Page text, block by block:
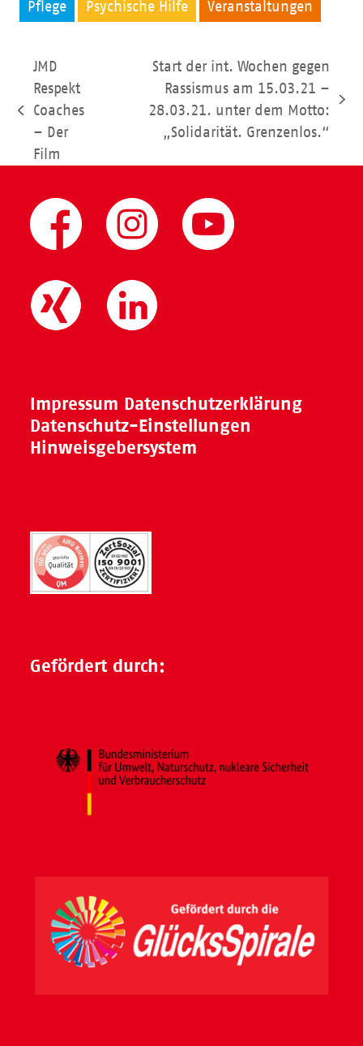
Pflege Psychische Hilfe Veranstaltungen
vorheriger
Beitrag:
JMD
Respekt
Coaches
– Der
Film
Nächster
Start der int. Wochen gegen
Rassismus am 15.03.21 –
28.03.21. unter dem Motto:
„Solidarität. Grenzenlos.“
Impressum Datenschutzerklärung
Datenschutz-Einstellungen
Hinweisgebersystem
Gefördert durch: